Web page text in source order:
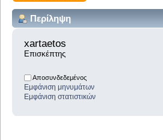
Περίληψη
xartaetos
Επισκέπτης
Αποσυνδεδεμένος
Εμφάνιση μηνυμάτων
Εμφάνιση στατιστικών